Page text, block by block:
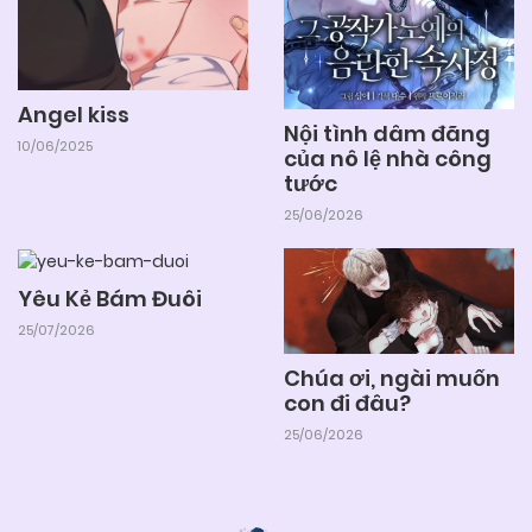
Chapter 49 (H) 25/06/2026
Chapter 48 (H)
Chapter 46 (H)
25/06/2026
Angel kiss
10/06/2025
Nội tình dâm đãng
của nô lệ nhà công
tước
25/06/2026
Yêu Kẻ Bám Đuôi
25/07/2026
Chúa ơi, ngài muốn
con đi đâu?
25/06/2026